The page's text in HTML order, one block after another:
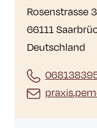
Rosenstrasse
66111
Deutschland